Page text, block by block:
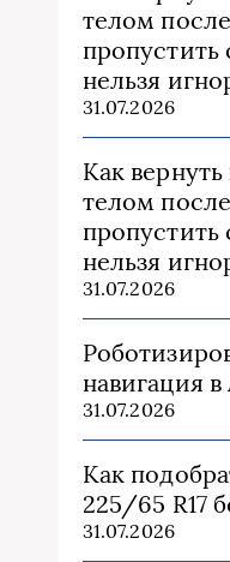
телом
пропустить
нельзя
31.07.2026
Как
телом
пропустить
нельзя
31.07.2026
навигация
31.07.2026
Как
225/65 R17
31.07.2026